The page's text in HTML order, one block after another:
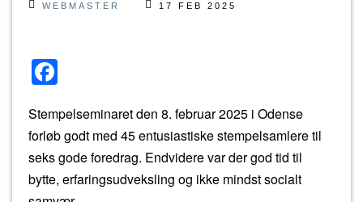
WEBMASTER 17 FEB 2025
c
e
b
Stempelseminaret den 8. februar 2025 i Odense
forløb godt med 45 entusiastiske stempelsamlere til
seks gode foredrag. Endvidere var der god tid til
bytte, erfaringsudveksling og ikke mindst socialt